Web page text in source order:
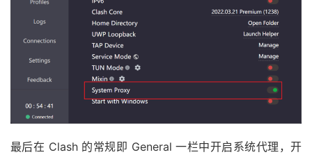
最后在 Clash 的常规即 General 一栏中开启系统代理，开